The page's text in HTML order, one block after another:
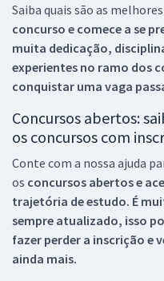
Saiba quais são as
concurso e comece a se
muita dedicação,
experientes no ramo dos
conquistar uma vaga
Concursos abertos:
os concursos com
Conte com a nossa ajuda
os concursos abertos e
trajetória de estudo. É
sempre atualizado, isso
fazer perder a inscrição e
ainda mais.